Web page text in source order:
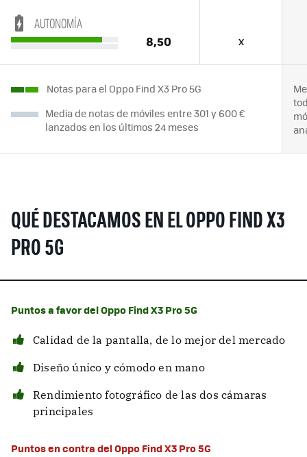
AUTONOMÍA
8,50 x
Notas para el Oppo Find X3 Pro 5G
Media de notas de móviles entre 301 y 600 €
lanzados en los últimos 24 meses
QUÉ DESTACAMOS EN EL OPPO FIND X3
PRO 5G
Puntos a favor del Oppo Find X3 Pro 5G
Calidad de la pantalla, de lo mejor del mercado
Diseño único y cómodo en mano
Rendimiento fotográfico de las dos cámaras
principales
Puntos en contra del Oppo Find X3 Pro 5G